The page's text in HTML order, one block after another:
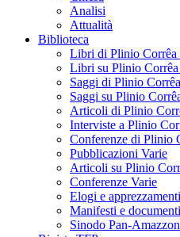
Analisi
Attualità
Biblioteca
Libri di Plinio Corrêa
Libri su Plinio
Saggi di Plinio
Saggi su Plinio
Articoli di Plinio
Interviste a Plinio
Conferenze di Plinio
Pubblicazioni Varie
Articoli su Plinio
Conferenze Varie
Elogi e apprezzamenti
Manifesti e
Sinodo Pan-